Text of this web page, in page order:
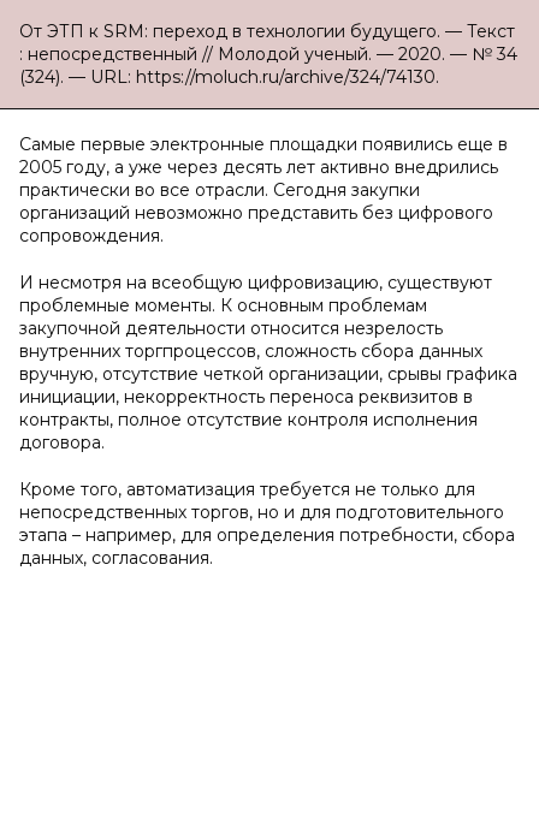
От ЭТП к SRM: переход в технологии будущего. — Текст
: непосредственный // Молодой ученый. — 2020. — № 34
(324). — URL: https://moluch.ru/archive/324/74130.
Самые первые электронные площадки появились еще в
2005 году, а уже через десять лет активно внедрились
практически во все отрасли. Сегодня закупки
организаций невозможно представить без цифрового
сопровождения.
И несмотря на всеобщую цифровизацию, существуют
проблемные моменты. К основным проблемам
закупочной деятельности относится незрелость
внутренних торгпроцессов, сложность сбора данных
вручную, отсутствие четкой организации, срывы графика
инициации, некорректность переноса реквизитов в
контракты, полное отсутствие контроля исполнения
договора.
Кроме того, автоматизация требуется не только для
непосредственных торгов, но и для подготовительного
этапа – например, для определения потребности, сбора
данных, согласования.